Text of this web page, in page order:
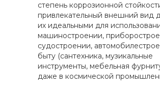
степень коррозионной
привлекательный внешний вид
их идеальными для
машиностроении,
судостроении,
быту (сантехника, музикальные
инструменты, мебельная
даже в космической